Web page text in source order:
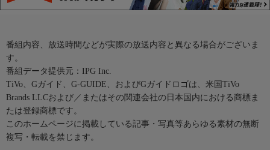
番組内容、放送時間などが実際の放送内容と異なる場合がございま
す。
番組データ提供元：IPG Inc.
TiVo、Gガイド、G-GUIDE、およびGガイドロゴは、米国TiVo
Brands LLCおよび／またはその関連会社の日本国内における商標ま
たは登録商標です。
このホームページに掲載している記事・写真等あらゆる素材の無断
複写・転載を禁じます。